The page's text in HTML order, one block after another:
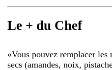
Le + du Chef
«Vous pouvez remplacer les
secs (amandes, noix,